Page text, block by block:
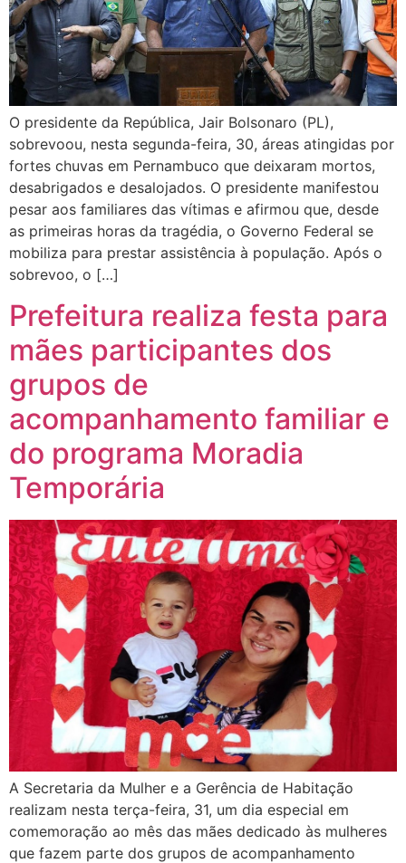
O presidente da República, Jair Bolsonaro (PL),
sobrevoou, nesta segunda-feira, 30, áreas atingidas por
fortes chuvas em Pernambuco que deixaram mortos,
desabrigados e desalojados. O presidente manifestou
pesar aos familiares das vítimas e afirmou que, desde
as primeiras horas da tragédia, o Governo Federal se
mobiliza para prestar assistência à população. Após o
sobrevoo, o […]
Prefeitura realiza festa para
mães participantes dos
grupos de
acompanhamento familiar e
do programa Moradia
Temporária
A Secretaria da Mulher e a Gerência de Habitação
realizam nesta terça-feira, 31, um dia especial em
comemoração ao mês das mães dedicado às mulheres
que fazem parte dos grupos de acompanhamento